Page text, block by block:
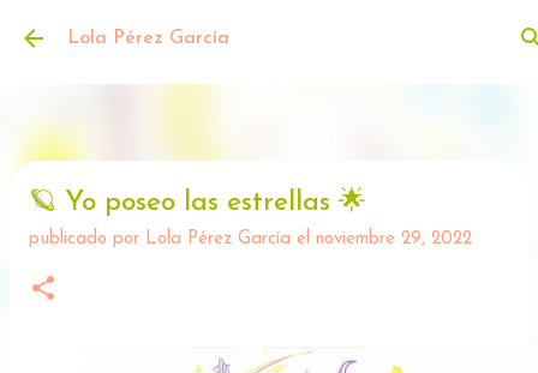
Ir al contenido principal
Lola Pérez García
🪐 Yo poseo las estrellas 🌟
publicado por Lola Pérez García el noviembre 29, 2022